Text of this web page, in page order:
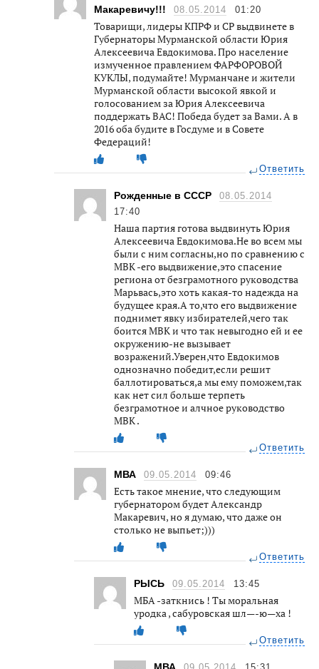
Макаревичу!!!
08.05.2014 01:20
Товарищи, лидеры КПРФ и СР выдвинете в
Губернаторы Мурманской области Юрия
Алексеевича Евдокимова. Про население
измученное правлением ФАРФОРОВОЙ
КУКЛЫ, подумайте! Мурманчане и жители
Мурманской области высокой явкой и
голосованием за Юрия Алексеевича
поддержать ВАС! Победа будет за Вами. А в
2016 оба будите в Госдуме и в Совете
Федераций!
Ответить
Рожденные в СССР
08.05.2014
17:40
Наша партия готова выдвинуть Юрия
Алексеевича Евдокимова.Не во всем мы
были с ним согласны,но по сравнению с
МВК -его выдвижение,это спасение
региона от безграмотного руководства
Марьвась,это хоть какая-то надежда на
будущее края.А то,что его выдвижение
поднимет явку избирателей,чего так
боится МВК и что так невыгодно ей и ее
окружению-не вызывает
возражений.Уверен,что Евдокимов
однозначно победит,если решит
баллотироваться,а мы ему поможем,так
как нет сил больше терпеть
безграмотное и алчное руководство
МВК .
Ответить
МВА 09.05.2014 09:46
Есть такое мнение, что следующим
губернатором будет Александр
Макаревич, но я думаю, что даже он
столько не выпьет;)))
Ответить
РЫСЬ 09.05.2014 13:45
МБА -заткнись ! Ты моральная
уродка , сабуровская шл—-ю—ха !
Ответить
МВА